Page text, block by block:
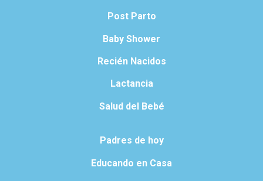
Post Parto
Baby Shower
Recién Nacidos
Lactancia
Salud del Bebé
Padres de hoy
Educando en Casa